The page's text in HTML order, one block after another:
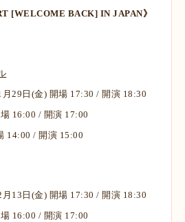
[WELCOME BACK] IN JAPAN》
月29日(金) 開場 17:30 / 開演 18:30
16:00 / 開演 17:00
14:00 / 開演 15:00
月13日(金) 開場 17:30 / 開演 18:30
16:00 / 開演 17:00